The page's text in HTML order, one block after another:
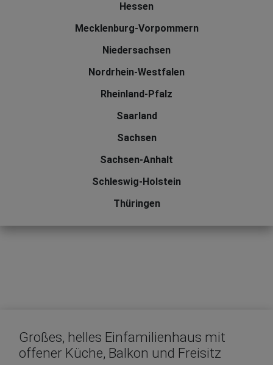
Hessen
Mecklenburg-Vorpommern
Niedersachsen
Nordrhein-Westfalen
Rheinland-Pfalz
Saarland
Sachsen
Sachsen-Anhalt
Schleswig-Holstein
Thüringen
Großes, helles Einfamilienhaus mit
offener Küche, Balkon und Freisitz